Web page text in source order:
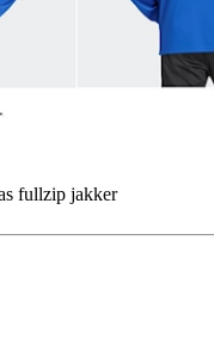
fullzip jakker